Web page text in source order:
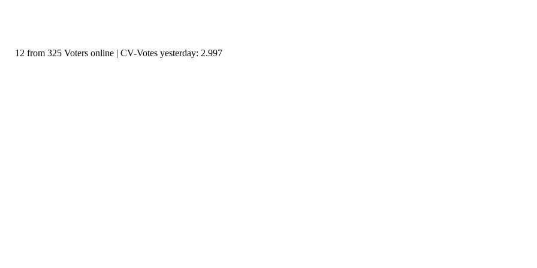
12 from 325 Voters online | CV-Votes yesterday: 2.997